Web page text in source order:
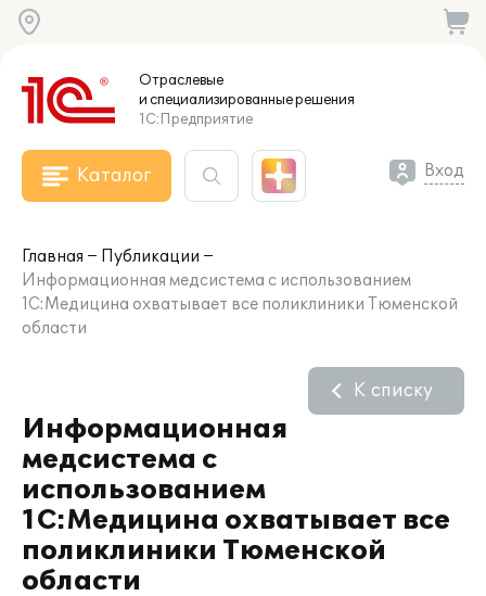
Отраслевые
и специализированныерешения
1С:Предприятие
Каталог Вход
Главная
Публикации
Информационная медсистема с использованием
1С:Медицина охватывает все поликлиники Тюменской
области
Информационная
медсистема с
использованием
1С:Медицина охватывает все
поликлиники Тюменской
области
К списку